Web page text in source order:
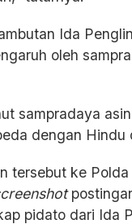
Ida
oleh
sampradaya
dengan Hindu
tersebut ke
pidato dari Ida